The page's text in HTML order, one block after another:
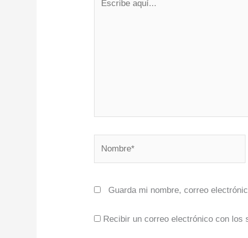
Guarda mi nombre, correo
Recibir un correo electrónico con los